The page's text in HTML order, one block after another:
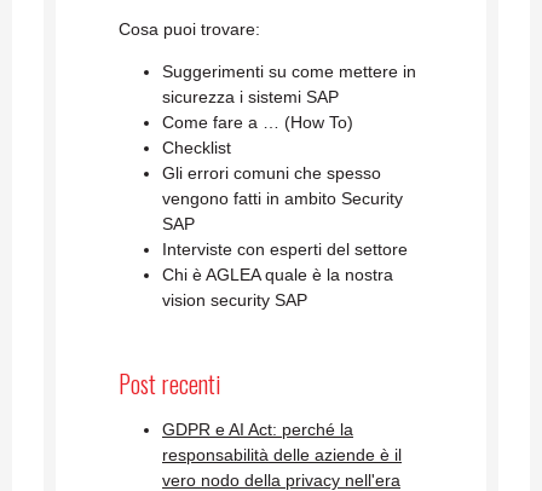
Cosa puoi trovare:
Suggerimenti su come mettere in
sicurezza i sistemi SAP
Come fare a … (How To)
Checklist
Gli errori comuni che spesso
vengono fatti in ambito Security
SAP
Interviste con esperti del settore
Chi è AGLEA quale è la nostra
vision security SAP
Post recenti
GDPR e AI Act: perché la
responsabilità delle aziende è il
vero nodo della privacy nell'era